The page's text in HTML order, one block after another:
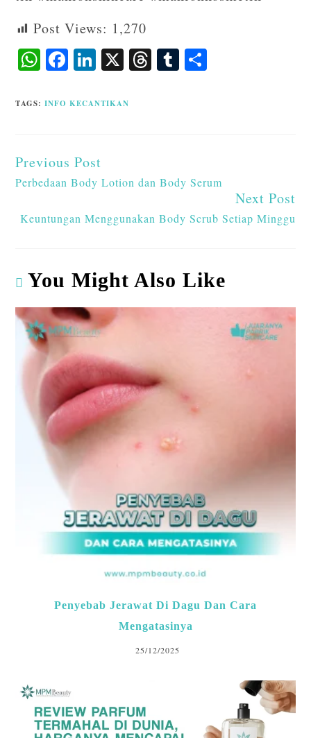
Post Views: 1,270
W
ts
p
F
eb
k
Li
ke
X T T
TAGS:INFO KECANTIKAN
Previous Post
Perbedaan Body Lotion dan Body Serum
Next Post
Keuntungan Menggunakan Body Scrub Setiap Minggu
You Might Also Like
Penyebab Jerawat Di Dagu Dan Cara
Mengatasinya
25/12/2025